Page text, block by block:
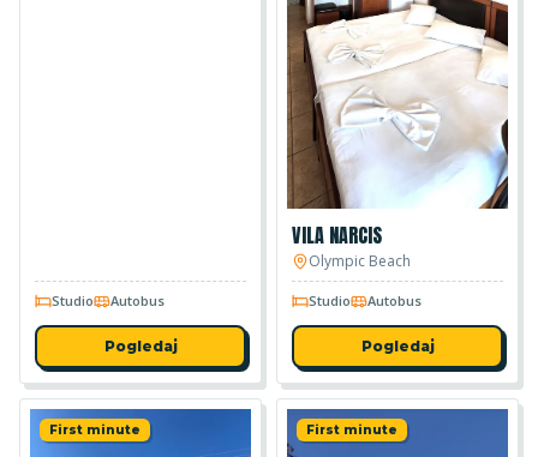
Studio Autobus
Pogledaj
VILA NARCIS
Olympic Beach
Studio Autobus
Pogledaj
First minute First minute